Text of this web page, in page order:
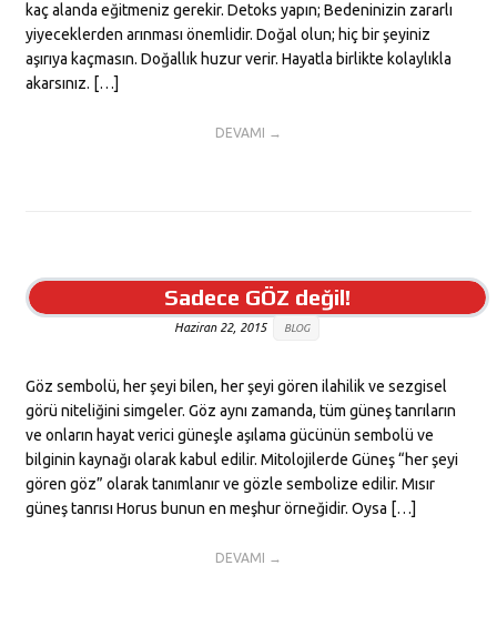
kaç alanda eğitmeniz gerekir. Detoks yapın; Bedeninizin zararlı
yiyeceklerden arınması önemlidir. Doğal olun; hiç bir şeyiniz
aşırıya kaçmasın. Doğallık huzur verir. Hayatla birlikte kolaylıkla
akarsınız. […]
DEVAMI →
Sadece GÖZ değil!
Haziran 22, 2015 BLOG
Göz sembolü, her şeyi bilen, her şeyi gören ilahilik ve sezgisel
görü niteliğini simgeler. Göz aynı zamanda, tüm güneş tanrıların
ve onların hayat verici güneşle aşılama gücünün sembolü ve
bilginin kaynağı olarak kabul edilir. Mitolojilerde Güneş “her şeyi
gören göz” olarak tanımlanır ve gözle sembolize edilir. Mısır
güneş tanrısı Horus bunun en meşhur örneğidir. Oysa […]
DEVAMI →